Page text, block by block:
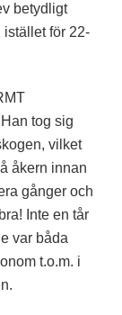
betydligt
istället för 22-
tog sig
vilket
åkern innan
gånger och
Inte en tår
var båda
t.o.m. i